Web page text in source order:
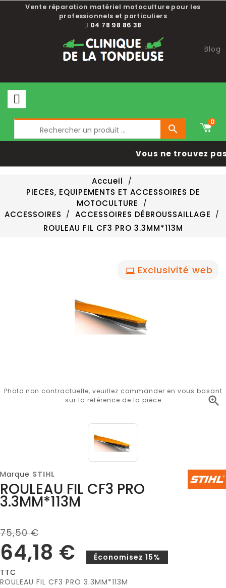
Vente réparation matériel motoculture pour les
professionnels et particuliers
04 78 98 86 38
Blog

0
Vous ne trouvez
Accueil
PIECES, EQUIPEMENTS ET ACCESSOIRES DE
MOTOCULTURE
ACCESSOIRES
ACCESSOIRES DÉBROUSSAILLAGE
ROULEAU FIL CF3 PRO 3.3MM*113M
Exclusivité web

Photo non contractuelle, veuillez commander en vous basant
sur la référence de la pièce
Marque STIHL
ROULEAU FIL CF3 PRO
3.3MM*113M
75,50 €
64,18 €
Économisez 15%
TTC
ROULEAU FIL CF3 PRO 3.3MM*113M